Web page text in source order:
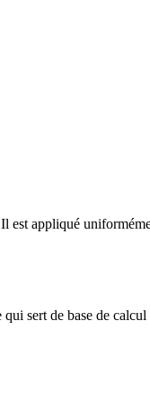
appliqué
sert de base de